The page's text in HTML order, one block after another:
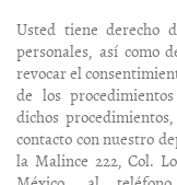
Usted tiene derecho
personales, así como
revocar el
de los
dichos
contacto con nuestro
la Malince 222, Col.